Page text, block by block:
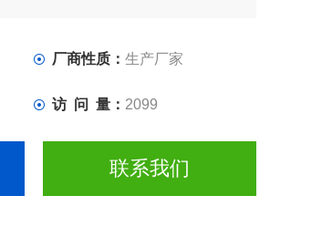
厂商性质：生产厂家
访 问 量： 2099
联系我们